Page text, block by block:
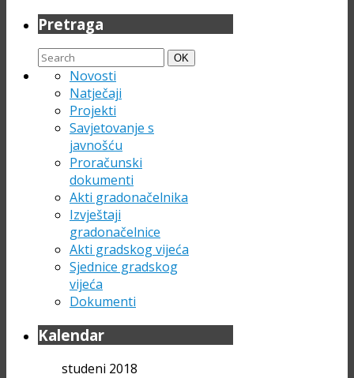
Pretraga
Search
for:
Search
OK
Novosti
Natječaji
Projekti
Savjetovanje s
javnošću
Proračunski
dokumenti
Akti gradonačelnika
Izvještaji
gradonačelnice
Akti gradskog vijeća
Sjednice gradskog
vijeća
Dokumenti
Kalendar
studeni 2018